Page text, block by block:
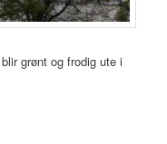
grønt og frodig ute i